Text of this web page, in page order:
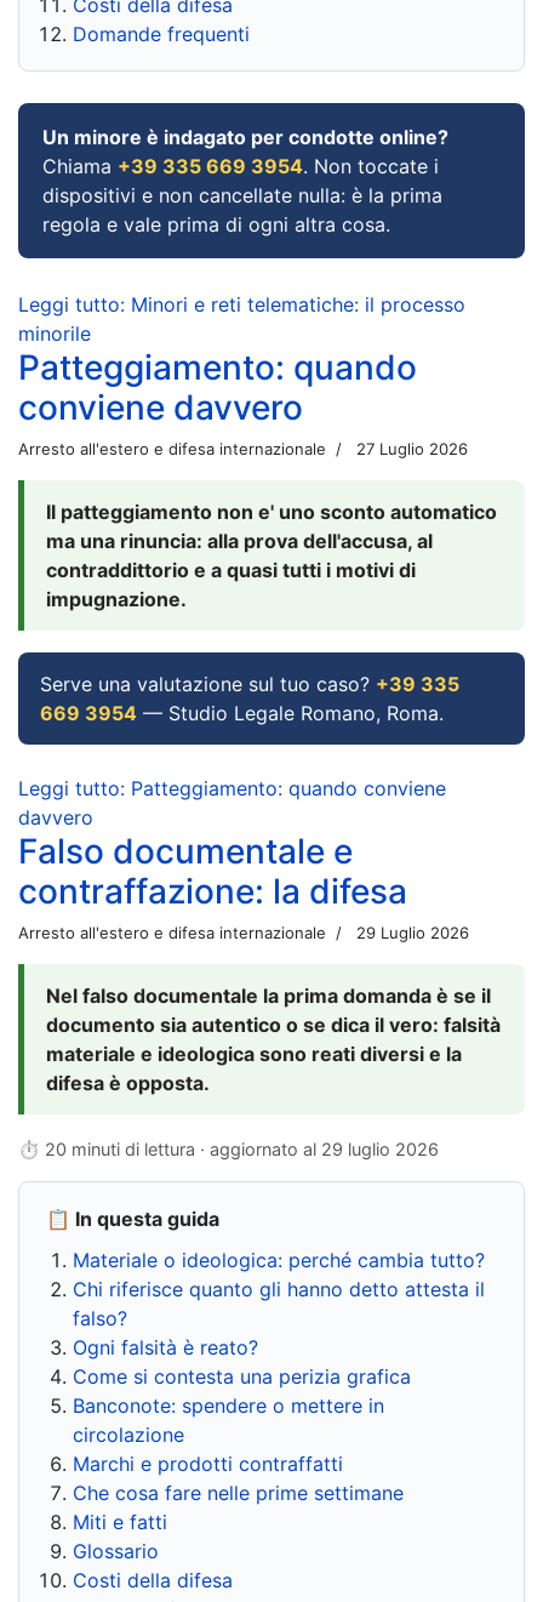
Domande frequenti
Un minore è indagato per condotte online?
Chiama +39 335 669 3954. Non toccate i
dispositivi e non cancellate nulla: è la prima
regola e vale prima di ogni altra cosa.
Leggi tutto: Minori e reti telematiche: il processo
minorile
Patteggiamento: quando
conviene davvero
Arresto all'estero e difesa internazionale 27 Luglio 2026
Il patteggiamento non e' uno sconto automatico
ma una rinuncia: alla prova dell'accusa, al
contraddittorio e a quasi tutti i motivi di
impugnazione.
Serve una valutazione sul tuo caso? +39 335
669 3954 — Studio Legale Romano, Roma.
Leggi tutto: Patteggiamento: quando conviene
davvero
Falso documentale e
contraffazione: la difesa
Arresto all'estero e difesa internazionale 29 Luglio 2026
Nel falso documentale la prima domanda è se il
documento sia autentico o se dica il vero: falsità
materiale e ideologica sono reati diversi e la
difesa è opposta.
⏱ 20 minuti di lettura · aggiornato al 29 luglio 2026
📋 In questa guida
Materiale o ideologica: perché cambia tutto?
Chi riferisce quanto gli hanno detto attesta il
falso?
Ogni falsità è reato?
Come si contesta una perizia grafica
Banconote: spendere o mettere in
circolazione
Marchi e prodotti contraffatti
Che cosa fare nelle prime settimane
Miti e fatti
Glossario
Costi della difesa